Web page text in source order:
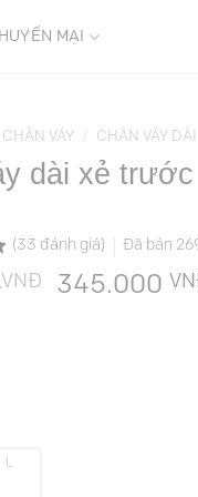
MẠI
CHÂN VÁY CHÂN VÁY DÀI
dài xẻ
(33 đánh giá) Đã bán
VNĐ
Giá
345.000
L